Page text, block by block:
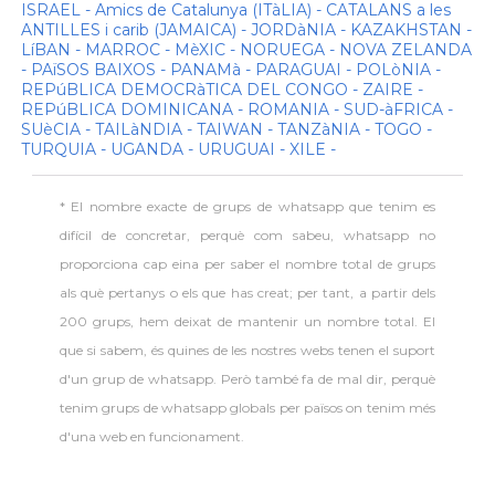
ISRAEL - Amics de Catalunya (ITàLIA) - CATALANS a les
ANTILLES i carib (JAMAICA) - JORDàNIA - KAZAKHSTAN -
LíBAN - MARROC - MèXIC - NORUEGA - NOVA ZELANDA
- PAïSOS BAIXOS - PANAMà - PARAGUAI - POLòNIA -
REPúBLICA DEMOCRàTICA DEL CONGO - ZAIRE -
REPúBLICA DOMINICANA - ROMANIA - SUD-àFRICA -
SUèCIA - TAILàNDIA - TAIWAN - TANZàNIA - TOGO -
TURQUIA - UGANDA - URUGUAI - XILE -
* El nombre exacte de grups de whatsapp que tenim es
difícil de concretar, perquè com sabeu, whatsapp no
proporciona cap eina per saber el nombre total de grups
als què pertanys o els que has creat; per tant, a partir dels
200 grups, hem deixat de mantenir un nombre total. El
que si sabem, és quines de les nostres webs tenen el suport
d'un grup de whatsapp. Però també fa de mal dir, perquè
tenim grups de whatsapp globals per països on tenim més
d'una web en funcionament.